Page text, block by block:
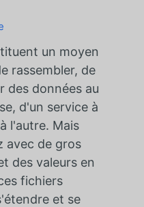
un moyen
rassembler, de
des données au
d'un service à
l'autre. Mais
avec de gros
des valeurs en
fichiers
et se